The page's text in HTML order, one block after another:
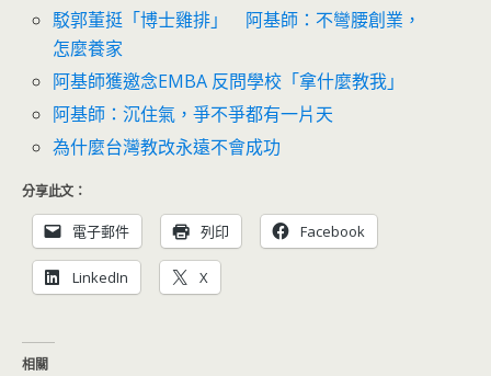
駁郭董挺「博士雞排」 阿基師：不彎腰創業，
怎麼養家
阿基師獲邀念EMBA 反問學校「拿什麼教我」
阿基師：沉住氣，爭不爭都有一片天
為什麼台灣教改永遠不會成功
分享此文：
電子郵件 列印 Facebook
LinkedIn X
相關